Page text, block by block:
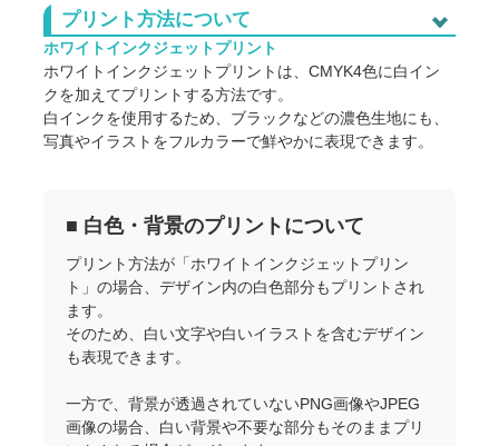
1
プリント単価
点数 左胸 右胸
1～9 990 990
20～39 935 935
40～99 880 880
100～299
300～499
500～999 726 726
プリント可能範囲
プリント方法について
ホワイトインクジェットプリント
ホワイトインクジェットプリントは、CMYK4色に白イン
クを加えてプリントする方法です。
白インクを使用するため、ブラックなどの濃色生地にも、
写真やイラストをフルカラーで鮮やかに表現できます。
■ 白色・背景のプリントについて
プリント方法が「ホワイトインクジェットプリン
ト」の場合、デザイン内の白色部分もプリントされ
ます。
そのため、白い文字や白いイラストを含むデザイン
も表現できます。
一方で、背景が透過されていないPNG画像やJPEG
画像の場合、白い背景や不要な部分もそのままプリ